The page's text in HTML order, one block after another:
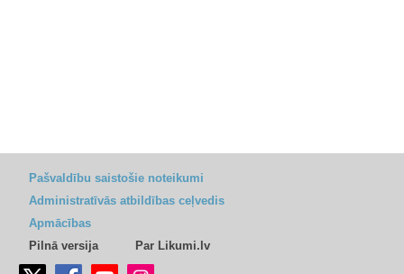
Pašvaldību saistošie noteikumi
Administratīvās atbildības ceļvedis
Apmācības
Pilnā versija
Par Likumi.lv